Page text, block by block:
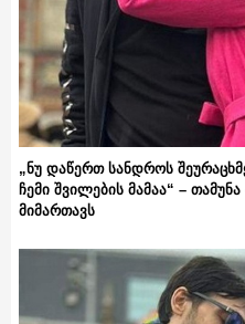
„ნუ დაწერთ სანდროს
ჩემი შვილების მამაა“ –
მიმართავს